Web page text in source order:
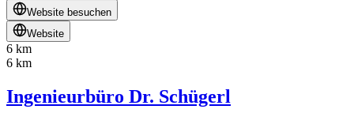
Website besuchen
Website
6 km
6 km
Ingenieurbüro Dr. Schügerl